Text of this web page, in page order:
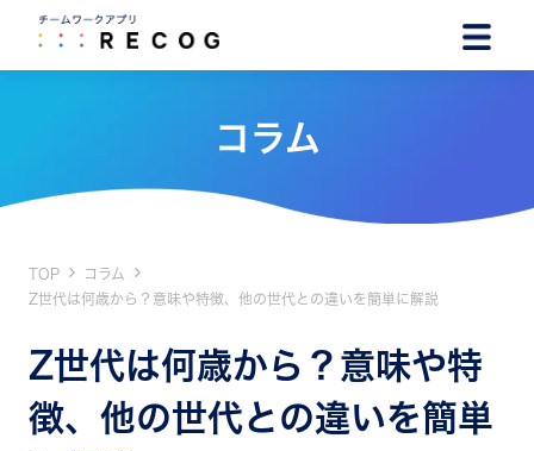
コラム
TOP
コラム
Z世代は何歳から？意味や特徴、他の世代との違いを簡単に解説
Z世代は何歳から？意味や特
徴、他の世代との違いを簡単